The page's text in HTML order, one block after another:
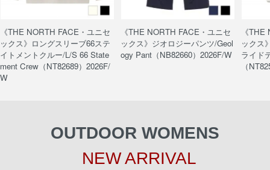
《THE NORTH FACE・ユニセ
ックス》ロングスリーブ66ステ
イトメントクルー/L/S 66 State
ment Crew（NT82689）2026F/
W
《THE NORTH FACE・ユニセ
ックス》ジオロジーパンツ/Geol
ogy Pant（NB82660）2026F/W
《
ックス
ライド
（
OUTDOOR WOMENS
NEW ARRIVAL